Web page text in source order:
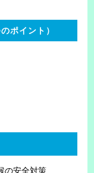
ポイント）
の安全対策